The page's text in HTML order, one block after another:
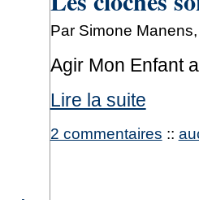
Par Simone
Agir Mon Enfant
Lire la suite
2 commentaires ::